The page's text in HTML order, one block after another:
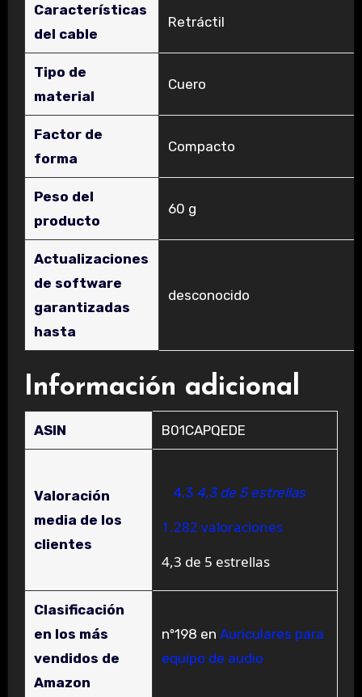
Características
del cable
‎Retráctil
Tipo de
material
‎Cuero
Factor de
forma
‎Compacto
Peso del
producto
‎60 g
Actualizaciones
de software
garantizadas
hasta
‎desconocido
Información adicional
ASIN B01CAPQEDE
Valoración
media de los
clientes
4,3 4,3 de 5 estrellas
1.282 valoraciones
4,3 de 5 estrellas
Clasificación
en los más
vendidos de
Amazon
nº198 en Auriculares para
equipo de audio